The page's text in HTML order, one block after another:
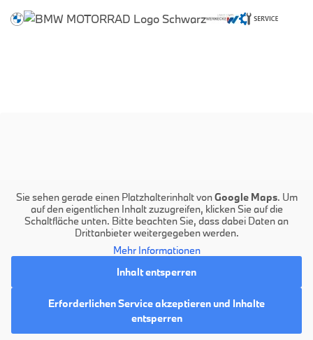
Sie sehen gerade einen Platzhalterinhalt vonGoogle Maps. Um
auf den eigentlichen Inhalt zuzugreifen, klicken Sie auf die
Schaltfläche unten. Bitte beachten Sie, dass dabei Daten an
Drittanbieter weitergegeben werden.
Mehr Informationen
Inhalt entsperren
Erforderlichen Service akzeptieren und Inhalte
entsperren